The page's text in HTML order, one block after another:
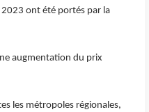
ont été portés par la
augmentation du prix
les métropoles régionales,